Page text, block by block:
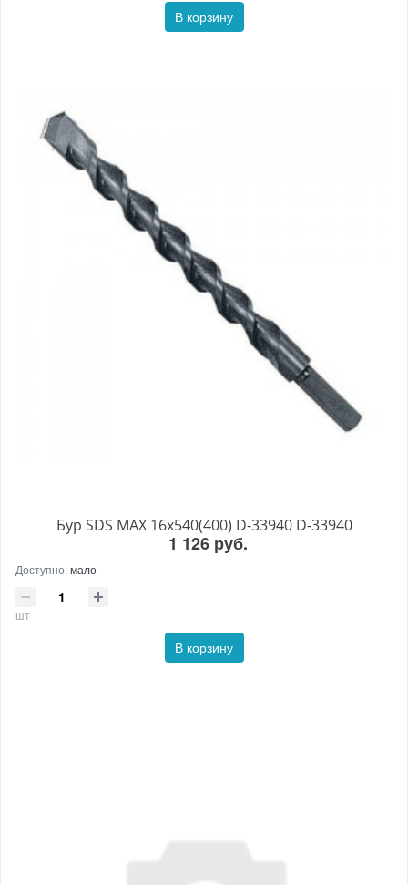
В корзину
Бур SDS MAX 16x540(400) D-33940 D-33940
1 126 руб.
Доступно:мало
шт
В корзину